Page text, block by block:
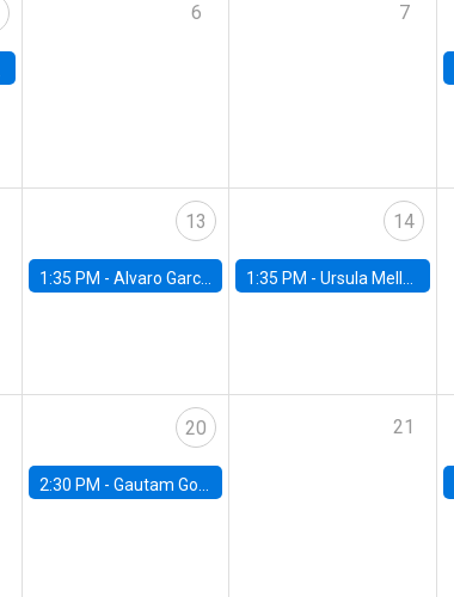
6 7
13
1:35 PM - Alvaro Garcia-Marin, Universidad de Los Andes
14
1:35 PM -Ursula Mello, Insper - Institute of Education and Research
20
2:30 PM - Gautam Gowrisankaran, Columbia University
21